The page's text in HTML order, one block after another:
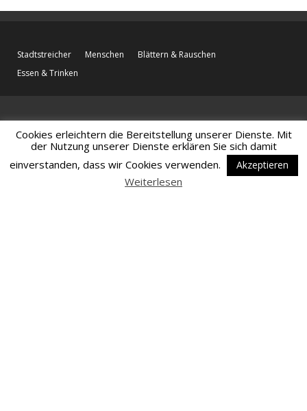
Stadtstreicher Menschen
Blättern & Rauschen
Essen & Trinken
Cookies erleichtern die Bereitstellung unserer Dienste. Mit
der Nutzung unserer Dienste erklären Sie sich damit
einverstanden, dass wir Cookies verwenden.
Akzeptieren
Weiterlesen